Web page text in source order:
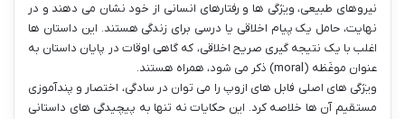
نیروهای طبیعی، ویژگی ها و رفتارهای انسانی از خود نشان می دهند و در
نهایت، حامل یک پیام اخلاقی یا درسی برای زندگی هستند. این داستان ها
اغلب با یک نتیجه گیری صریح اخلاقی، که گاهی اوقات در پایان داستان به
عنوان موغَظه (moral) ذکر می شود، همراه هستند.
ویژگی های اصلی فابل های ازوپ را می توان در سادگی، اختصار و پندآموزی
مستقیم آن ها خلاصه کرد. این حکایات نه تنها به پیچیدگی های داستانی